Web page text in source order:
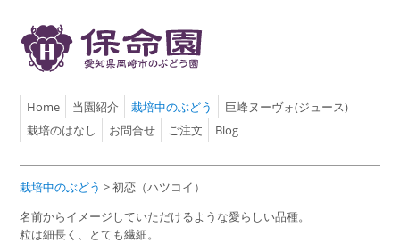
Home 当園紹介 栽培中のぶどう
巨峰ヌーヴォ(ジュース)
栽培のはなし
お問合せ ご注文 Blog
栽培中のぶどう > 初恋（ハツコイ）
名前からイメージしていただけるような愛らしい品種。
粒は細長く、とても繊細。